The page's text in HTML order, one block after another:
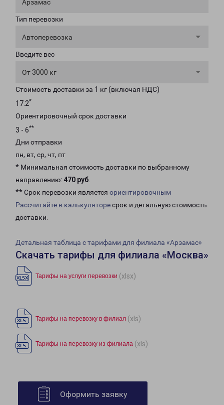
Арзамас
Тип перевозки
Автоперевозка
Введите вес
От 3000 кг
Стоимость доставки за 1 кг (включая НДС)
17.2*
Ориентировочный срок доставки
3 - 6**
Дни отправки
пн, вт, ср, чт, пт
* Минимальная стоимость доставки по выбранному
направлению: 470 руб.
** Срок перевозки является ориентировочным
Рассчитайте в калькуляторесрок и детальную стоимость
доставки.
Детальная таблица с тарифами для филиала «Арзамас»
Скачать тарифы для филиала «Москва»
Тарифы на услуги перевозки (xlsx)
Тарифы на перевозку в филиал (xls)
Тарифы на перевозку из филиала (xls)
Оформить заявку